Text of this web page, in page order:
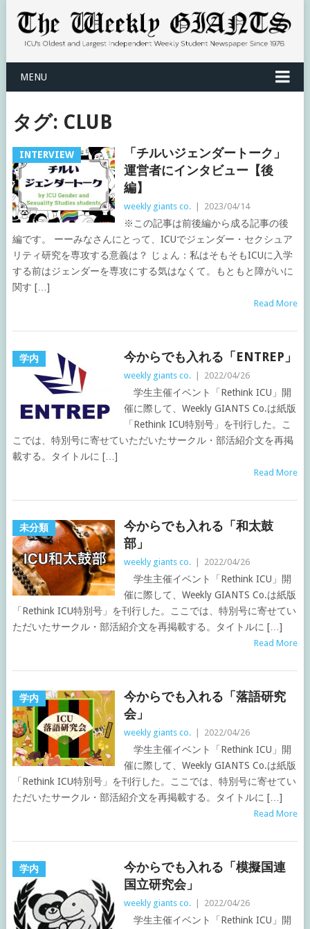
MENU
タグ: CLUB
INTERVIEW
「チルいジェンダートーク」
運営者にインタビュー【後
編】
weekly giants co. 2023/04/14
※この記事は前後編から成る記事の後
編です。 ーーみなさんにとって、ICUでジェンダー・セクシュア
リティ研究を専攻する意義は？ じょん：私はそもそもICUに入学
する前はジェンダーを専攻にする気はなくて。もともと障がいに
関す […]
Read More
学内 今からでも入れる「ENTREP」
weekly giants co. 2022/04/26
学生主催イベント「Rethink ICU」開
催に際して、Weekly GIANTS Co.は紙版
「Rethink ICU特別号」を刊行した。こ
こでは、特別号に寄せていただいたサークル・部活紹介文を再掲
載する。タイトルに […]
Read More
未分類
今からでも入れる「和太鼓
部」
weekly giants co. 2022/04/26
学生主催イベント「Rethink ICU」開
催に際して、Weekly GIANTS Co.は紙版
「Rethink ICU特別号」を刊行した。ここでは、特別号に寄せてい
ただいたサークル・部活紹介文を再掲載する。タイトルに […]
Read More
学内
今からでも入れる「落語研究
会」
weekly giants co. 2022/04/26
学生主催イベント「Rethink ICU」開
催に際して、Weekly GIANTS Co.は紙版
「Rethink ICU特別号」を刊行した。ここでは、特別号に寄せてい
ただいたサークル・部活紹介文を再掲載する。タイトルに […]
Read More
学内
今からでも入れる「模擬国連
国立研究会」
weekly giants co. 2022/04/26
学生主催イベント「Rethink ICU」開